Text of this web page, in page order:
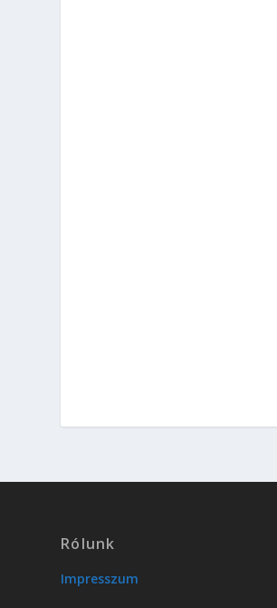
Rólunk
Impresszum